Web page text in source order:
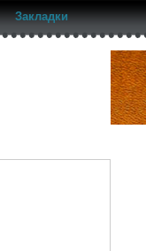
Закладки